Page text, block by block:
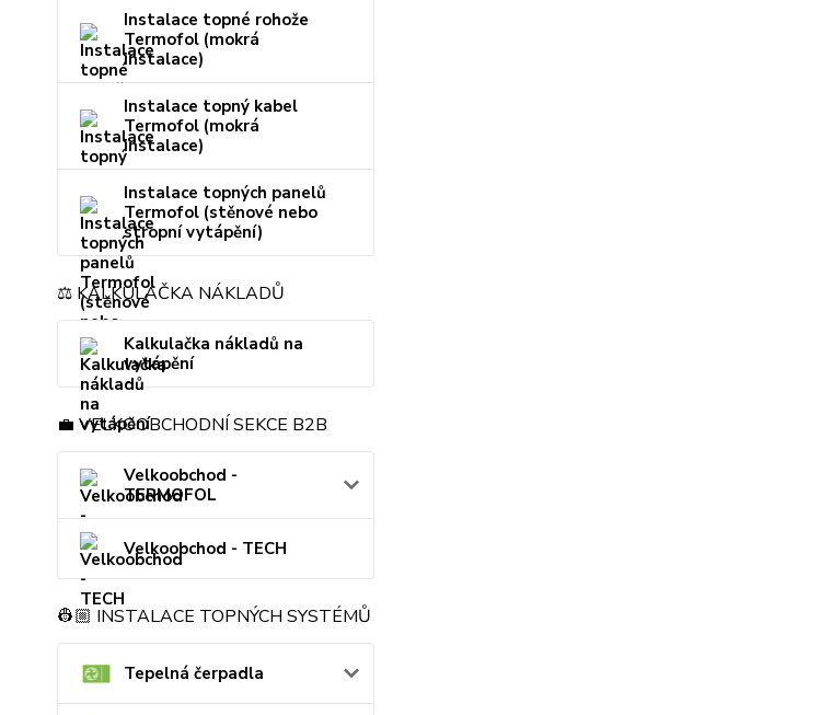
Instalace topné rohože
Termofol (mokrá
instalace)
Instalace topný kabel
Termofol (mokrá
instalace)
Instalace topných panelů
Termofol (stěnové nebo
stropní vytápění)
⚖️ KALKULAČKA NÁKLADŮ
Kalkulačka nákladů na
vytápění
💼 VELKOOBCHODNÍ SEKCE B2B
Velkoobchod -
TERMOFOL
Velkoobchod - TECH
👷🏼 INSTALACE TOPNÝCH SYSTÉMŮ
Tepelná čerpadla